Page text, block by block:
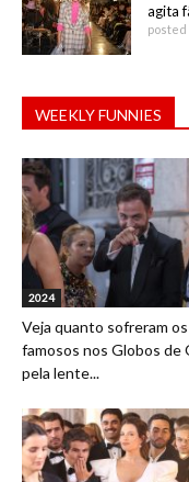
agita
posted
WEEKLY FUNNIES
2024
Veja quanto sofreram os
famosos nos Globos de
pela lente...